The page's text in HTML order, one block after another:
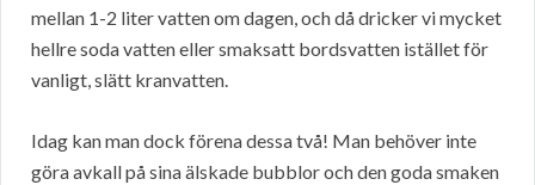
mellan 1-2 liter vatten om dagen, och då dricker vi mycket
hellre soda vatten eller smaksatt bordsvatten istället för
vanligt, slätt kranvatten.
Idag kan man dock förena dessa två! Man behöver inte
göra avkall på sina älskade bubblor och den goda smaken